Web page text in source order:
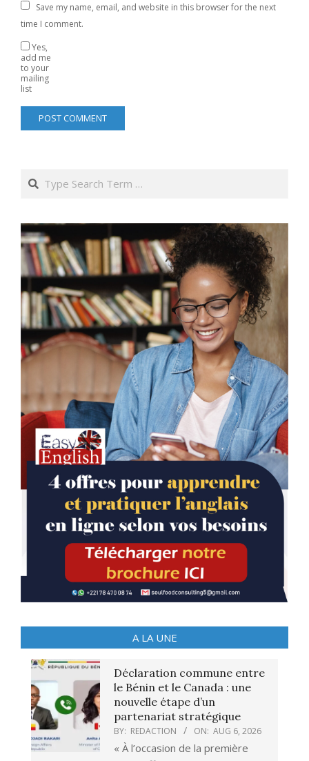
Save my name, email, and website in this browser for the next
time I comment.
Yes,
add me
to your
mailing
list
Search
A LA UNE
Déclaration commune entre
le Bénin et le Canada : une
nouvelle étape d’un
partenariat stratégique
BY: REDACTION ON: AUG 6, 2026
« À l’occasion de la première